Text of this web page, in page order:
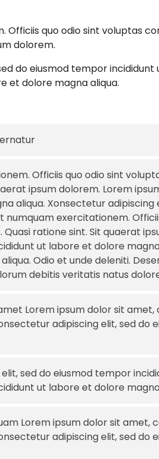
quo odio sint voluptas
dolorem.
do eiusmod tempor
et dolore magna aliqua.
Officiis quo odio sint
ipsum dolorem. Lorem
aliqua. Xonsectetur
exercitationem.
ratione sint. Sit quaerat
ut labore et dolore
Odio et unde deleniti.
debitis veritatis natus
Lorem ipsum dolor sit
adipiscing elit, sed
sed do eiusmod tempor
ut labore et dolore
Lorem ipsum dolor sit amet,
adipiscing elit, sed